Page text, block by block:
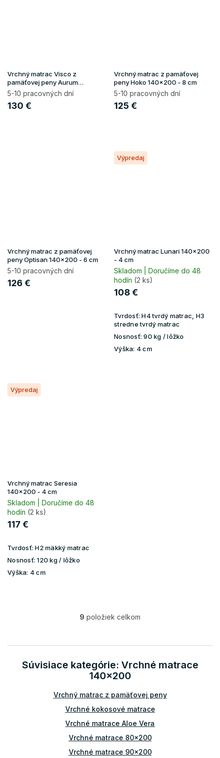
Vrchný matrac Visco z
pamäťovej peny Aurum
140x200 - 8 cm
5-10 pracovných dní
130 €
Vrchný matrac z pamäťovej
peny Hoko 140x200 - 8 cm
5-10 pracovných dní
125 €
Vrchný matrac z pamäťovej
peny Optisan 140x200 - 6 cm
5-10 pracovných dní
126 €
Výpredaj
Vrchný matrac Lunari 140x200
- 4 cm
Skladom | Doručíme do 48
hodín (2 ks)
108 €
Tvrdosť: H4 tvrdý matrac, H3
stredne tvrdý matrac
Nosnosť: 90 kg / lôžko
Výška: 4 cm
Výpredaj
Vrchný matrac Seresia
140x200 - 4 cm
Skladom | Doručíme do 48
hodín (2 ks)
117 €
Tvrdosť: H2 mäkký matrac
Nosnosť: 120 kg / lôžko
Výška: 4 cm
O
á
a
c
e
r
v
y
v
9 položiek celkom
Súvisiace kategórie: Vrchné matrace
140x200
Vrchný matrac z pamäťovej peny
Vrchné kokosové matrace
Vrchné matrace Aloe Vera
Vrchné matrace 80x200
Vrchné matrace 90x200